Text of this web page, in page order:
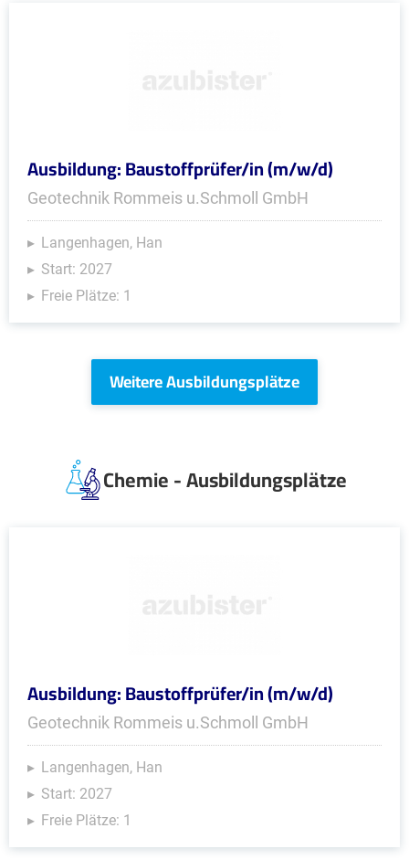
Ausbildung: Baustoffprüfer/in (m/w/d)
Geotechnik Rommeis u.Schmoll GmbH
Langenhagen, Han
Start: 2027
Freie Plätze: 1
Weitere Ausbildungsplätze
Chemie - Ausbildungsplätze
Ausbildung: Baustoffprüfer/in (m/w/d)
Geotechnik Rommeis u.Schmoll GmbH
Langenhagen, Han
Start: 2027
Freie Plätze: 1